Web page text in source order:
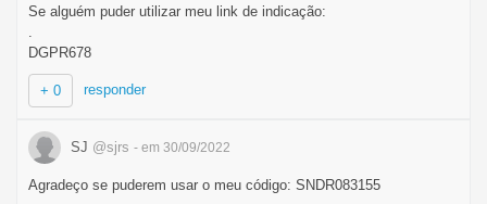
Se alguém puder utilizar meu link de indicação:
.
DGPR678
+ 0 responder
SJ @sjrs - em 30/09/2022
Agradeço se puderem usar o meu código: SNDR083155